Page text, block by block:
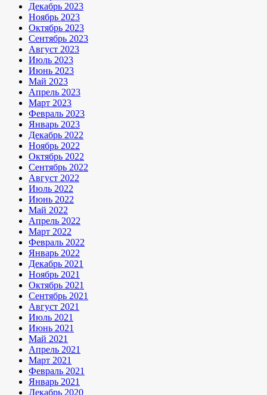
Декабрь 2023
Ноябрь 2023
Октябрь 2023
Сентябрь 2023
Август 2023
Июль 2023
Июнь 2023
Май 2023
Апрель 2023
Март 2023
Февраль 2023
Январь 2023
Декабрь 2022
Ноябрь 2022
Октябрь 2022
Сентябрь 2022
Август 2022
Июль 2022
Июнь 2022
Май 2022
Апрель 2022
Март 2022
Февраль 2022
Январь 2022
Декабрь 2021
Ноябрь 2021
Октябрь 2021
Сентябрь 2021
Август 2021
Июль 2021
Июнь 2021
Май 2021
Апрель 2021
Март 2021
Февраль 2021
Январь 2021
Декабрь 2020